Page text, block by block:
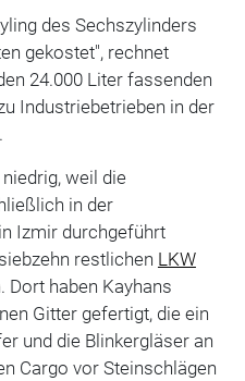
des Sechszylinders
gekostet", rechnet
24.000 Liter fassenden
Industriebetrieben in der
weil die
in der
Izmir durchgeführt
restlichen LKW
Dort haben Kayhans
Gitter gefertigt, die ein
und die Blinkergläser an
Cargo vor Steinschlägen